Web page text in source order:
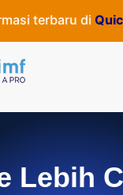
terbaru di
Lebih